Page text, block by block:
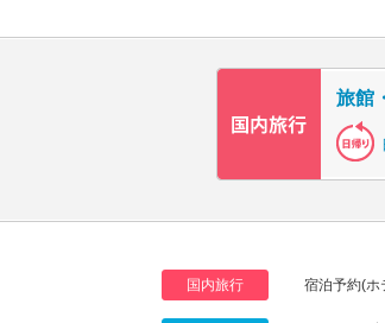
旅館
国内旅行 宿泊予約(ホ